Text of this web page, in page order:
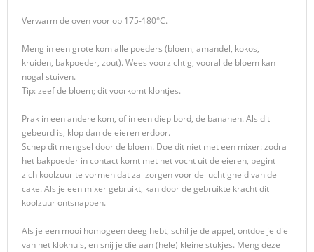
Verwarm de oven voor op 175-180°C.
Meng in een grote kom alle poeders (bloem, amandel, kokos,
kruiden, bakpoeder, zout). Wees voorzichtig, vooral de bloem kan
nogal stuiven.
Tip: zeef de bloem; dit voorkomt klontjes.
Prak in een andere kom, of in een diep bord, de bananen. Als dit
gebeurd is, klop dan de eieren erdoor.
Schep dit mengsel door de bloem. Doe dit niet met een mixer: zodra
het bakpoeder in contact komt met het vocht uit de eieren, begint
zich koolzuur te vormen dat zal zorgen voor de luchtigheid van de
cake. Als je een mixer gebruikt, kan door de gebruikte kracht dit
koolzuur ontsnappen.
Als je een mooi homogeen deeg hebt, schil je de appel, ontdoe je die
van het klokhuis, en snij je die aan (hele) kleine stukjes. Meng deze